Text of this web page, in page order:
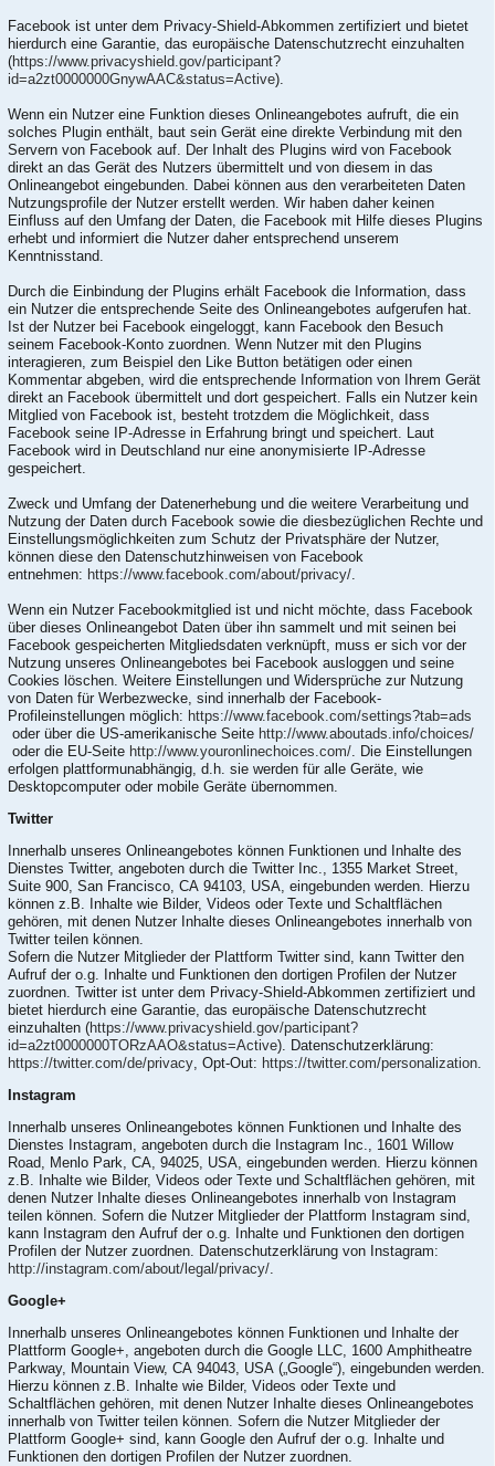
Facebook ist unter dem Privacy-Shield-Abkommen zertifiziert und bietet
hierdurch eine Garantie, das europäische Datenschutzrecht einzuhalten
(https://www.privacyshield.gov/participant?
id=a2zt0000000GnywAAC&status=Active).
Wenn ein Nutzer eine Funktion dieses Onlineangebotes aufruft, die ein
solches Plugin enthält, baut sein Gerät eine direkte Verbindung mit den
Servern von Facebook auf. Der Inhalt des Plugins wird von Facebook
direkt an das Gerät des Nutzers übermittelt und von diesem in das
Onlineangebot eingebunden. Dabei können aus den verarbeiteten Daten
Nutzungsprofile der Nutzer erstellt werden. Wir haben daher keinen
Einfluss auf den Umfang der Daten, die Facebook mit Hilfe dieses Plugins
erhebt und informiert die Nutzer daher entsprechend unserem
Kenntnisstand.
Durch die Einbindung der Plugins erhält Facebook die Information, dass
ein Nutzer die entsprechende Seite des Onlineangebotes aufgerufen hat.
Ist der Nutzer bei Facebook eingeloggt, kann Facebook den Besuch
seinem Facebook-Konto zuordnen. Wenn Nutzer mit den Plugins
interagieren, zum Beispiel den Like Button betätigen oder einen
Kommentar abgeben, wird die entsprechende Information von Ihrem Gerät
direkt an Facebook übermittelt und dort gespeichert. Falls ein Nutzer kein
Mitglied von Facebook ist, besteht trotzdem die Möglichkeit, dass
Facebook seine IP-Adresse in Erfahrung bringt und speichert. Laut
Facebook wird in Deutschland nur eine anonymisierte IP-Adresse
gespeichert.
Zweck und Umfang der Datenerhebung und die weitere Verarbeitung und
Nutzung der Daten durch Facebook sowie die diesbezüglichen Rechte und
Einstellungsmöglichkeiten zum Schutz der Privatsphäre der Nutzer,
können diese den Datenschutzhinweisen von Facebook
entnehmen: https://www.facebook.com/about/privacy/
Wenn ein Nutzer Facebookmitglied ist und nicht möchte, dass Facebook
über dieses Onlineangebot Daten über ihn sammelt und mit seinen bei
Facebook gespeicherten Mitgliedsdaten verknüpft, muss er sich vor der
Nutzung unseres Onlineangebotes bei Facebook ausloggen und seine
Cookies löschen. Weitere Einstellungen und Widersprüche zur Nutzung
von Daten für Werbezwecke, sind innerhalb der Facebook-
Profileinstellungen möglich: https://www.facebook.com/settings?tab=ads
oder über die US-amerikanische Seite http://www.aboutads.info/choices/
oder die EU-Seite http://www.youronlinechoices.com/ . Die Einstellungen
erfolgen plattformunabhängig, d.h. sie werden für alle Geräte, wie
Desktopcomputer oder mobile Geräte übernommen.
Twitter
Innerhalb unseres Onlineangebotes können Funktionen und Inhalte des
Dienstes Twitter, angeboten durch die Twitter Inc., 1355 Market Street,
Suite 900, San Francisco, CA 94103, USA, eingebunden werden. Hierzu
können z.B. Inhalte wie Bilder, Videos oder Texte und Schaltflächen
gehören, mit denen Nutzer Inhalte dieses Onlineangebotes innerhalb von
Twitter teilen können.
Sofern die Nutzer Mitglieder der Plattform Twitter sind, kann Twitter den
Aufruf der o.g. Inhalte und Funktionen den dortigen Profilen der Nutzer
zuordnen. Twitter ist unter dem Privacy-Shield-Abkommen zertifiziert und
bietet hierdurch eine Garantie, das europäische Datenschutzrecht
einzuhalten (https://www.privacyshield.gov/participant?
id=a2zt0000000TORzAAO&status=Active). Datenschutzerklärung:
https://twitter.com/de/privacy , Opt-Out: https://twitter.com/personalization
Instagram
Innerhalb unseres Onlineangebotes können Funktionen und Inhalte des
Dienstes Instagram, angeboten durch die Instagram Inc., 1601 Willow
Road, Menlo Park, CA, 94025, USA, eingebunden werden. Hierzu können
z.B. Inhalte wie Bilder, Videos oder Texte und Schaltflächen gehören, mit
denen Nutzer Inhalte dieses Onlineangebotes innerhalb von Instagram
teilen können. Sofern die Nutzer Mitglieder der Plattform Instagram sind,
kann Instagram den Aufruf der o.g. Inhalte und Funktionen den dortigen
Profilen der Nutzer zuordnen. Datenschutzerklärung von Instagram:
http://instagram.com/about/legal/privacy/
Google+
Innerhalb unseres Onlineangebotes können Funktionen und Inhalte der
Plattform Google+, angeboten durch die Google LLC, 1600 Amphitheatre
Parkway, Mountain View, CA 94043, USA („Google“), eingebunden werden.
Hierzu können z.B. Inhalte wie Bilder, Videos oder Texte und
Schaltflächen gehören, mit denen Nutzer Inhalte dieses Onlineangebotes
innerhalb von Twitter teilen können. Sofern die Nutzer Mitglieder der
Plattform Google+ sind, kann Google den Aufruf der o.g. Inhalte und
Funktionen den dortigen Profilen der Nutzer zuordnen.